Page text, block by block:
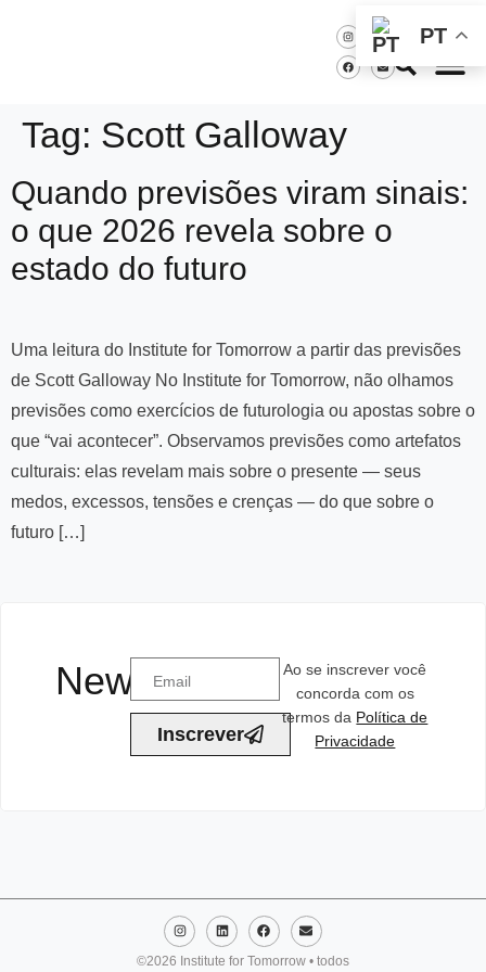
Tag: Scott Galloway
Quando previsões viram sinais:
o que 2026 revela sobre o
estado do futuro
Uma leitura do Institute for Tomorrow a partir das previsões
de Scott Galloway No Institute for Tomorrow, não olhamos
previsões como exercícios de futurologia ou apostas sobre o
que “vai acontecer”. Observamos previsões como artefatos
culturais: elas revelam mais sobre o presente — seus
medos, excessos, tensões e crenças — do que sobre o
futuro […]
Newsletter
Inscrever
Ao se inscrever você
concorda com os
termos da Política de
Privacidade
©2026 Institute for Tomorrow • todos
PT